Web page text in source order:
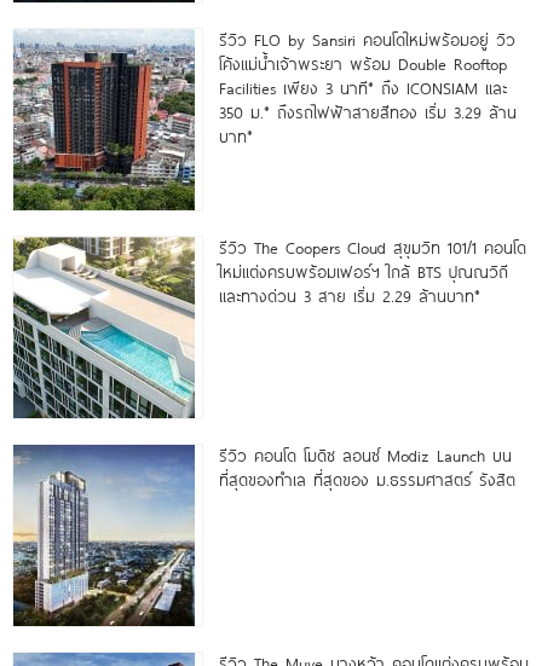
รีวิว FLO by Sansiri คอนโดใหม่พร้อมอยู่ วิว
โค้งแม่น้ำเจ้าพระยา พร้อม Double Rooftop
Facilities เพียง 3 นาที* ถึง ICONSIAM และ
350 ม.* ถึงรถไฟฟ้าสายสีทอง เริ่ม 3.29 ล้าน
บาท*
รีวิว The Coopers Cloud สุขุมวิท 101/1 คอนโด
ใหม่แต่งครบพร้อมเฟอร์ฯ ใกล้ BTS ปุณณวิถี
และทางด่วน 3 สาย เริ่ม 2.29 ล้านบาท*
รีวิว คอนโด โมดิซ ลอนซ์ Modiz Launch บน
ที่สุดของทำเล ที่สุดของ ม.ธรรมศาสตร์ รังสิต